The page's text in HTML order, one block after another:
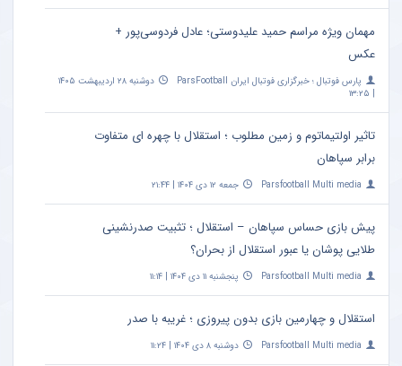
مهمان ویژه مراسم حمید علیدوستی؛ عادل فردوسی‌پور +
عکس
پارس فوتبال ؛ خبرگزاری فوتبال ایران ParsFootball
دوشنبه ۲۸ اردیبهشت ۱۴۰۵
| ۱۳:۲۵
تاثیر اولتیماتوم و زمین مطلوب ؛ استقلال با چهره ای متفاوت
برابر سپاهان
Parsfootball Multi media جمعه ۱۲ دی ۱۴۰۴ | ۲۱:۴۴
پیش بازی حساس سپاهان – استقلال ؛ تثبیت صدرنشینی
طلایی پوشان یا عبور استقلال از بحران؟
Parsfootball Multi media پنجشنبه ۱۱ دی ۱۴۰۴ | ۱۱:۱۴
استقلال و چهارمین بازی بدون پیروزی ؛ غریبه با صدر
Parsfootball Multi media دوشنبه ۸ دی ۱۴۰۴ | ۱۱:۲۴